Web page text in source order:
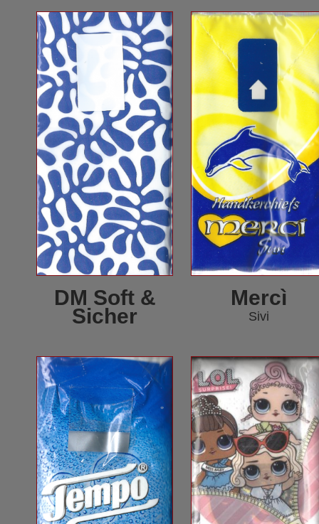
DM Soft &
Sicher
Mercì
Sivi